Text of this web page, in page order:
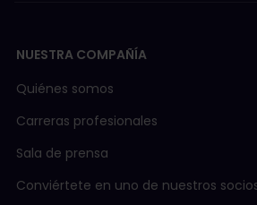
NUESTRA COMPAÑÍA
Quiénes somos
Carreras profesionales
Sala de prensa
Conviértete en uno de nuestros